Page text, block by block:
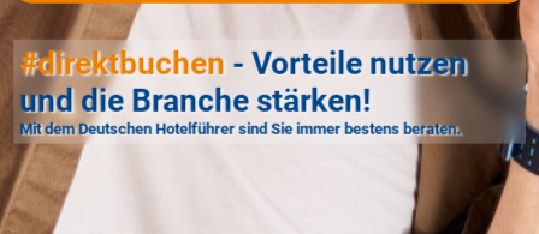
#direktbuchen - Vorteile nutzen
und die Branche stärken!
Mit dem Deutschen Hotelführer sind Sie immer bestens beraten.